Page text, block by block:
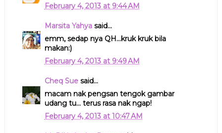
February 4, 2013 at 9:44 AM
Marsita Yahyasaid...
emm, sedap nya QH...kruk kruk bila
makan:)
February 4, 2013 at 9:49 AM
Cheq Suesaid...
macam nak pengsan tengok gambar
udang tu... terus rasa nak ngap!
February 4, 2013 at 10:47 AM